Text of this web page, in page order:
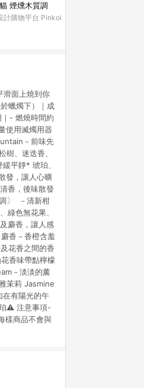
煙燻木質調
計購物平台 Pinkoi
滑面上燒到你
蠟燭下）｜成
- 燃燒時間約
使用滅燭用器
－前味先
、迷迭香、
平靜* 琥珀、
發，讓人心曠
香，後味散發
〕 －清新柑
綠色無花果、
麝香，讓人感
香－香橙含羞
花香之間的香
香味帶點檸檬
－淡淡的薰
茉莉 Jasmine
在有陽光的午
⚠️ 注意事項-
樣商品不會與